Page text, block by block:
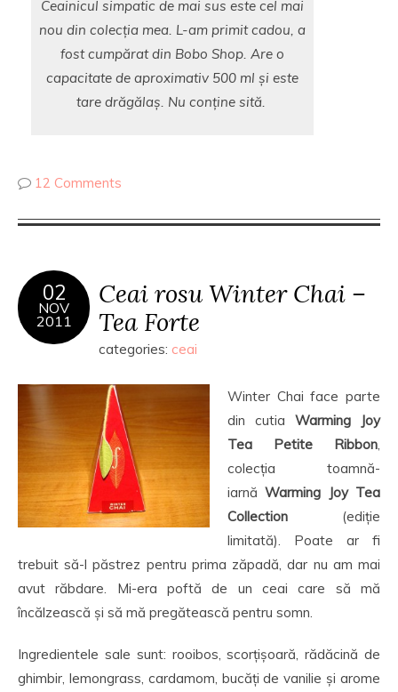
Ceainicul simpatic de mai sus este cel mai
nou din colecția mea. L-am primit cadou, a
fost cumpărat din Bobo Shop. Are o
capacitate de aproximativ 500 ml și este
tare drăgălaș. Nu conține sită.
12 Comments
02
NOV
2011
Ceai rosu Winter Chai –
Tea Forte
categories: ceai
Winter Chai face parte
din cutia Warming Joy
Tea Petite Ribbon,
colecția toamnă-
iarnăWarming Joy Tea
Collection (ediție
limitată). Poate ar fi
trebuit să-l păstrez pentru prima zăpadă, dar nu am mai
avut răbdare. Mi-era poftă de un ceai care să mă
încălzească și să mă pregătească pentru somn.
Ingredientele sale sunt: rooibos, scorțișoară, rădăcină de
ghimbir, lemongrass, cardamom, bucăți de vanilie și arome